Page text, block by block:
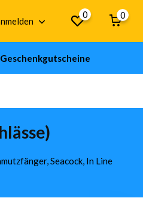
0 0
Geschenkgutscheine
Seacock, In Line